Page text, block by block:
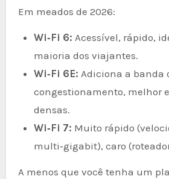
Em meados de 2026:
Wi‑Fi 6: Acessível, rápido,
maioria dos viajantes.
Wi‑Fi 6E: Adiciona a banda
congestionamento, melhor
densas.
Wi‑Fi 7: Muito rápido
multi‑gigabit), caro
A menos que você tenha um